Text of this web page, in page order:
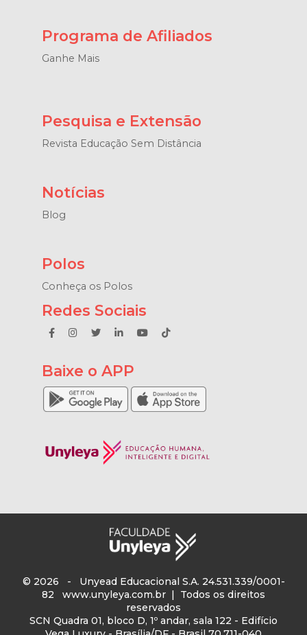
Programa de Afiliados
Ganhe Mais
Pesquisa e Extensão
Revista Educação Sem Distância
Notícias
Blog
Polos
Conheça os Polos
Redes Sociais
Baixe o APP
© 2026 - Unyead Educacional S.A. 24.531.339/0001-
82 www.unyleya.com.br | Todos os direitos
reservados
SCN Quadra 01, bloco D, 1º andar, sala 122 - Edifício